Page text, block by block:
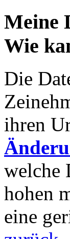
Meine
Wie
Die
ihren
welche
hohen
eine